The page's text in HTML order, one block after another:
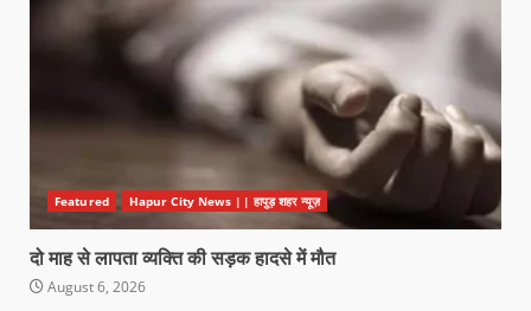
Featured Hapur City News || हापुड़ शहर न्यूज़
दो माह से लापता व्यक्ति की सड़क हादसे में मौत
August 6, 2026